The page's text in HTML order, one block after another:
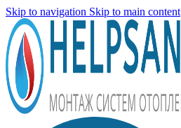
Skip to navigation Skip to main content